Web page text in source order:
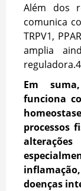
Além dos
comunica
TRPV1,
amplia
reguladora.4
Em
funciona
processos
doenças